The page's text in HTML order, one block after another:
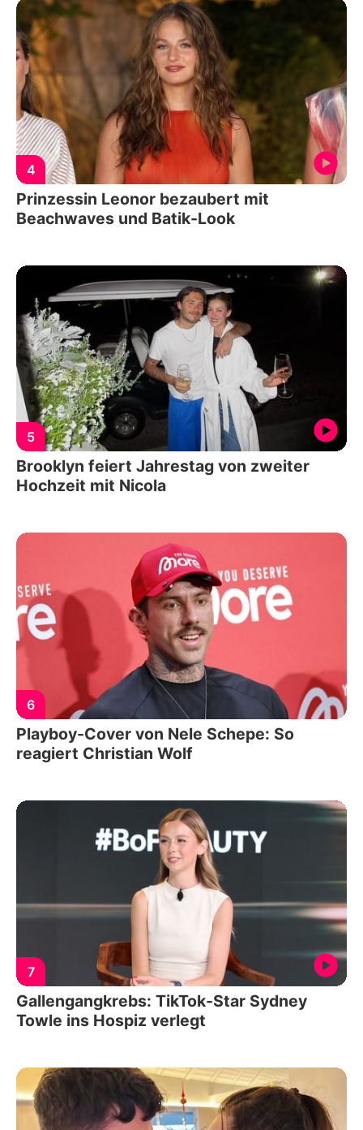
4
Prinzessin Leonor bezaubert mit
Beachwaves und Batik-Look
5
Brooklyn feiert Jahrestag von zweiter
Hochzeit mit Nicola
6
Playboy-Cover von Nele Schepe: So
reagiert Christian Wolf
7
Gallengangkrebs: TikTok-Star Sydney
Towle ins Hospiz verlegt